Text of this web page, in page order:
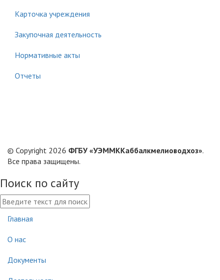
Карточка учреждения
Закупочная деятельность
Нормативные акты
Отчеты
© Copyright 2026 ФГБУ «УЭММККаббалкмелиоводхоз».
Все права защищены.
Поиск по сайту
Главная
О нас
Документы